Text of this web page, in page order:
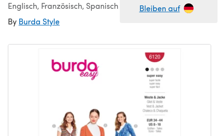
Bleiben auf
Englisch, Französisch, Spanisch
By Burda Style